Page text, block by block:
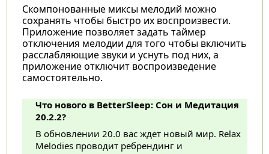
Скомпонованные миксы мелодий можно
сохранять чтобы быстро их воспроизвести.
Приложение позволяет задать таймер
отключения мелодии для того чтобы включить
расслабляющие звуки и уснуть под них, а
приложение отключит воспроизведение
самостоятельно.
Что нового в BetterSleep: Сон и Медитация
20.2.2?
В обновлении 20.0 вас ждет новый мир. Relax
Melodies проводит ребрендинг и